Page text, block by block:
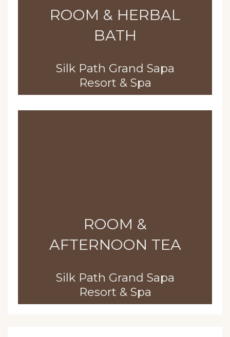
ROOM & HERBAL
BATH
Silk Path Grand Sapa
Resort & Spa
ROOM &
AFTERNOON TEA
Silk Path Grand Sapa
Resort & Spa